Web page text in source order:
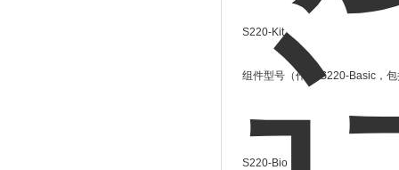
S220-Kit
组件型号（作为 S220-Basic，
S220-Bio